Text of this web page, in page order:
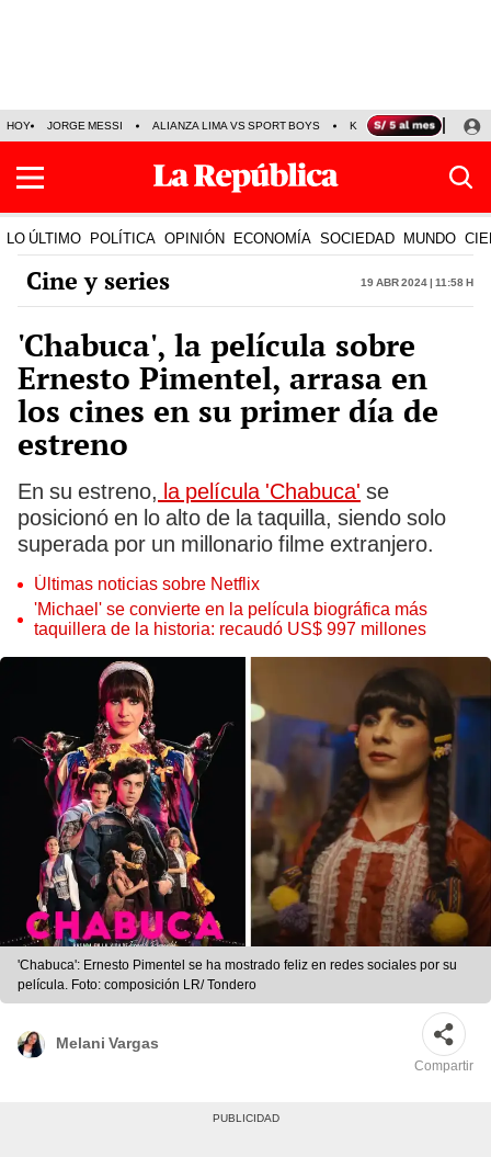
HOY JORGE MESSI ALIANZA LIMA VS SPORT BOYS KENJI FUJIMORI
LO ÚLTIMO POLÍTICA OPINIÓN ECONOMÍA SOCIEDAD MUNDO
Cine y series 19 Abr 2024 | 11:58 h
'Chabuca', la película sobre
Ernesto Pimentel, arrasa en
los cines en su primer día de
estreno
En su estreno, la película 'Chabuca' se
posicionó en lo alto de la taquilla, siendo solo
superada por un millonario filme extranjero.
Últimas noticias sobre Netflix
'Michael' se convierte en la película biográfica más
taquillera de la historia: recaudó US$ 997 millones
'Chabuca': Ernesto Pimentel se ha mostrado feliz en redes sociales por su
película. Foto: composición LR/ Tondero
Melani Vargas
Compartir